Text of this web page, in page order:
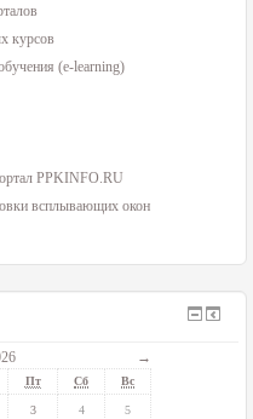
курсов
(e-learning)
PPKINFO.RU
всплывающих окон
→
Пт Сб Вс
3 4 5